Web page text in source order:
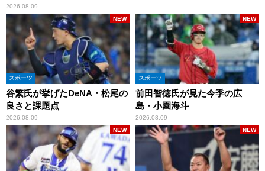
2026.08.09
スポーツ
谷繁氏が挙げたDeNA・松尾の
良さと課題点
2026.08.09
NEW
スポーツ
前田智徳氏が見た今季の広
島・小園海斗
2026.08.09
NEW
NEW NEW